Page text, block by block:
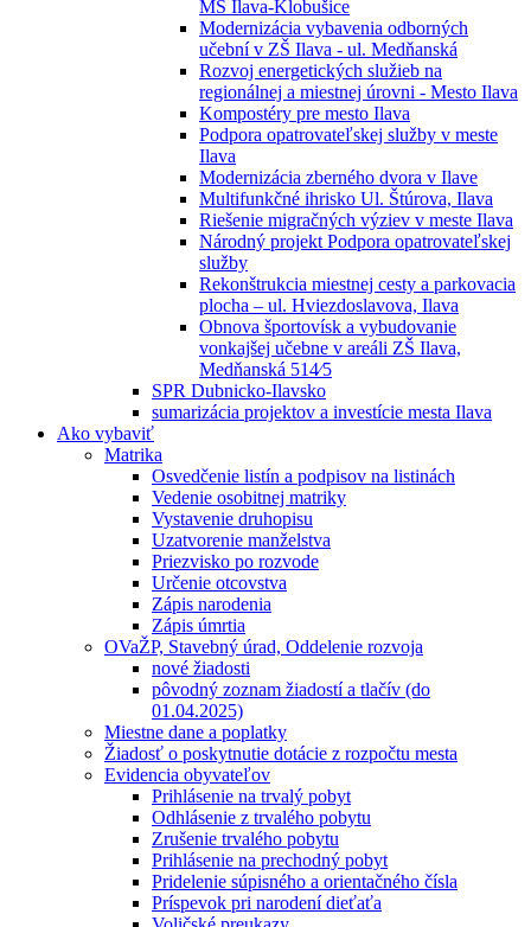
MŠ Ilava-Klobušice
Modernizácia vybavenia odborných
učební v ZŠ Ilava - ul. Medňanská
Rozvoj energetických služieb na
regionálnej a miestnej úrovni - Mesto Ilava
Kompostéry pre mesto Ilava
Podpora opatrovateľskej služby v meste
Ilava
Modernizácia zberného dvora v Ilave
Multifunkčné ihrisko Ul. Štúrova, Ilava
Riešenie migračných výziev v meste Ilava
Národný projekt Podpora opatrovateľskej
služby
Rekonštrukcia miestnej cesty a parkovacia
plocha – ul. Hviezdoslavova, Ilava
Obnova športovísk a vybudovanie
vonkajšej učebne v areáli ZŠ Ilava,
Medňanská 514⁄5
SPR Dubnicko-Ilavsko
sumarizácia projektov a investície mesta Ilava
Ako vybaviť
Matrika
Osvedčenie listín a podpisov na listinách
Vedenie osobitnej matriky
Vystavenie druhopisu
Uzatvorenie manželstva
Priezvisko po rozvode
Určenie otcovstva
Zápis narodenia
Zápis úmrtia
OVaŽP, Stavebný úrad, Oddelenie rozvoja
nové žiadosti
pôvodný zoznam žiadostí a tlačív (do
01.04.2025)
Miestne dane a poplatky
Žiadosť o poskytnutie dotácie z rozpočtu mesta
Evidencia obyvateľov
Prihlásenie na trvalý pobyt
Odhlásenie z trvalého pobytu
Zrušenie trvalého pobytu
Prihlásenie na prechodný pobyt
Pridelenie súpisného a orientačného čísla
Príspevok pri narodení dieťaťa